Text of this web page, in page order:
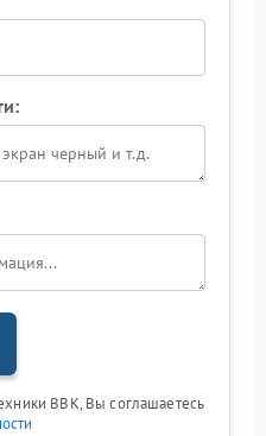
BBK, Вы соглашаетесь